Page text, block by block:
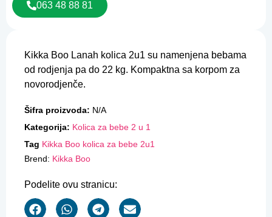
Kikka Boo Lanah kolica 2u1 su namenjena bebama
od rodjenja pa do 22 kg. Kompaktna sa korpom za
novorodjenče.
Šifra proizvoda: N/A
Kategorija: Kolica za bebe 2 u 1
Tag Kikka Boo kolica za bebe 2u1
Brend: Kikka Boo
Podelite ovu stranicu:
063 48 88 81